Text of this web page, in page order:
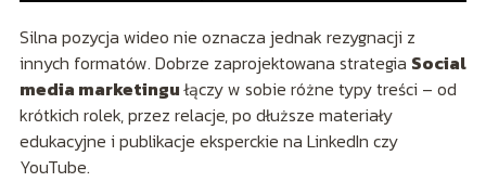
Silna pozycja wideo nie oznacza jednak rezygnacji z
innych formatów. Dobrze zaprojektowana strategia Social
media marketingułączy w sobie różne typy treści – od
krótkich rolek, przez relacje, po dłuższe materiały
edukacyjne i publikacje eksperckie na LinkedIn czy
YouTube.